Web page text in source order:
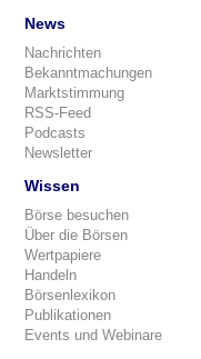
News
Nachrichten
Bekanntmachungen
Marktstimmung
RSS-Feed
Podcasts
Newsletter
Wissen
Börse besuchen
Über die Börsen
Wertpapiere
Handeln
Börsenlexikon
Publikationen
Events und Webinare